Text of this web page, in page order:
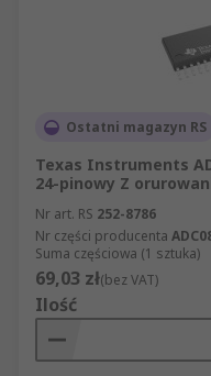
Ostatni magazyn RS
Texas Instruments
24-pinowy Z
Nr art. RS 252-8786
Nr części producenta
Suma częściowa (1 sztuka)
69,03 zł(bez VAT)
Ilość